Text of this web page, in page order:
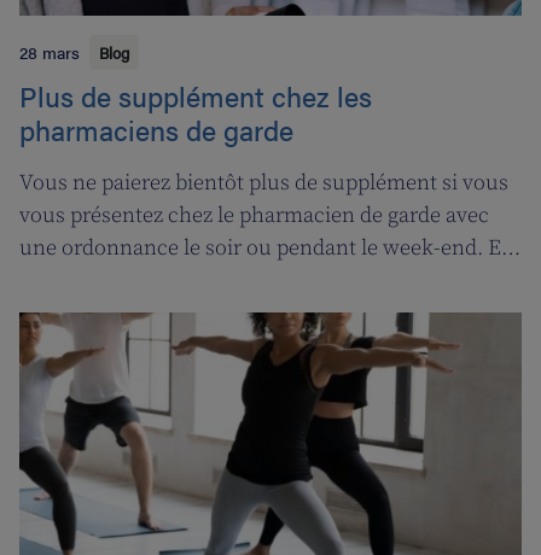
28 mars Blog
Plus de supplément chez les
pharmaciens de garde
Vous ne paierez bientôt plus de supplément si vous
vous présentez chez le pharmacien de garde avec
une ordonnance le soir ou pendant le week-end. En
sera introduite pour les pharmaciens de garde.